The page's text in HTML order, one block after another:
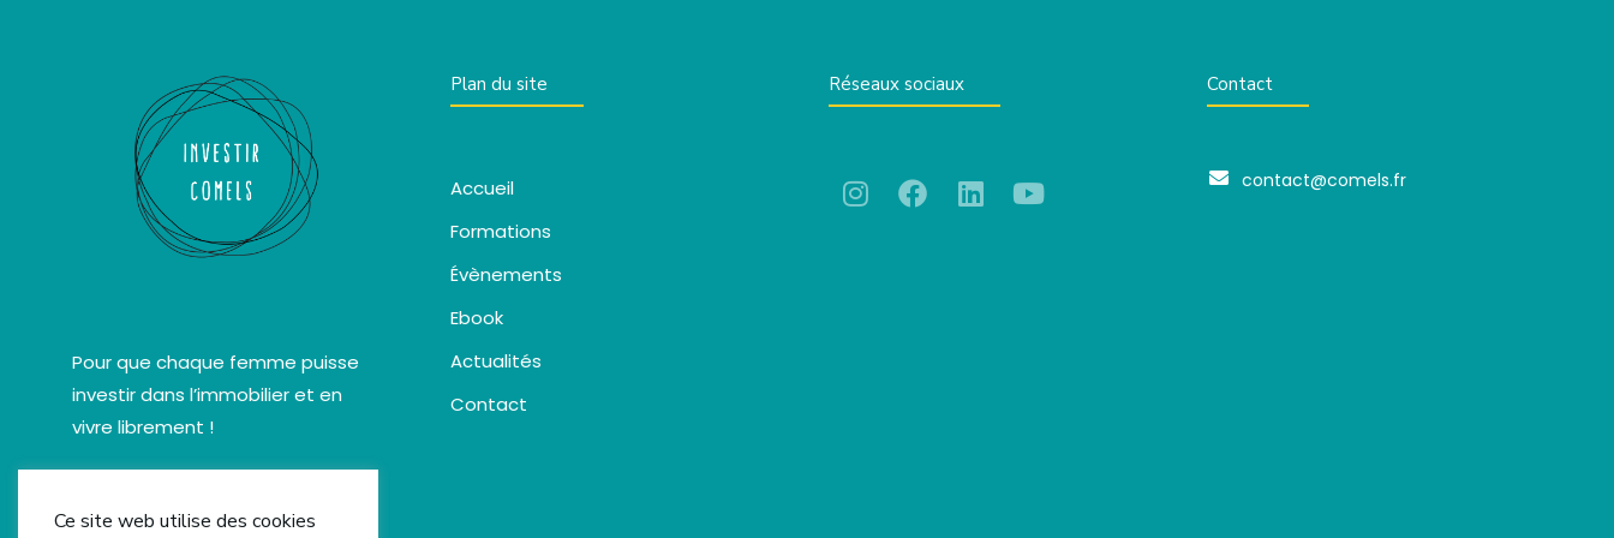
Pour que chaque femme puisse
investir dans l’immobilier et en
vivre librement !
Plan du site
Accueil
Formations
Évènements
Ebook
Actualités
Contact
Réseaux sociaux Contact
contact@comels.fr
Ce site web utilise des cookies